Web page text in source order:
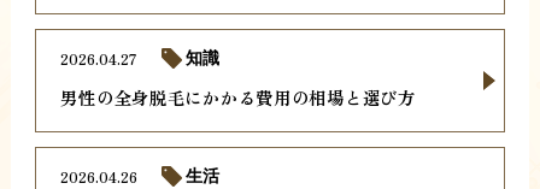
男性の全身脱毛にかかる費用の相場と選び方
2026.04.27 知識
2026.04.26 生活